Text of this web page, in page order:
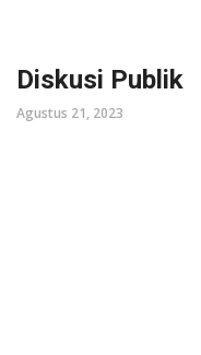
Diskusi Publik
Agustus 21, 2023